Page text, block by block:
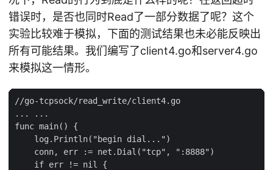
错误时，是否也同时Read了一部分数据了呢？这个
实验比较难于模拟，下面的测试结果也未必能反映出
所有可能结果。我们编写了client4.go和server4.go
来模拟这一情形。
//go-tcpsock/read_write/client4.go
... ...
func main() {
    log.Println("begin dial...")
    conn, err := net.Dial("tcp", ":8888")
    if err != nil {